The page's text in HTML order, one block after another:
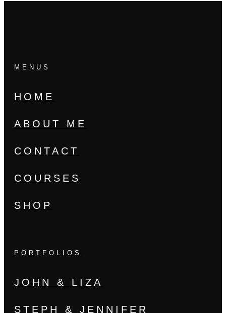
MENUS
HOME
ABOUT ME
CONTACT
COURSES
SHOP
PORTFOLIOS
JOHN & LIZA
STEPH & JENNIFER